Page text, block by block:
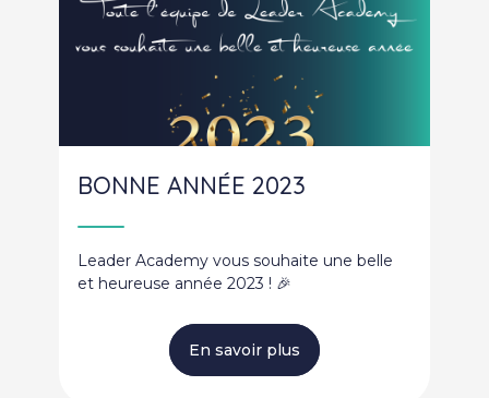
BONNE ANNÉE 2023
Leader Academy vous souhaite une belle
et heureuse année 2023 ! 🎉
En savoir plus